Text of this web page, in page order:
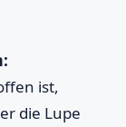
ist,
die Lupe